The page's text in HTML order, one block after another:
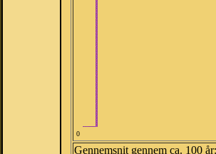
0
Gennemsnit gennem ca. 100